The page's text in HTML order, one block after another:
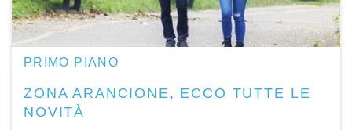
PRIMO PIANO
ZONA ARANCIONE, ECCO TUTTE LE
NOVITÀ